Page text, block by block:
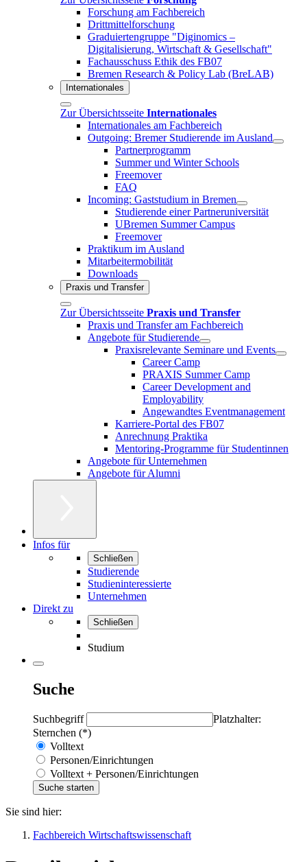
Forschung am Fachbereich
Drittmittelforschung
Graduiertengruppe "Diginomics –
Digitalisierung, Wirtschaft & Gesellschaft"
Fachausschuss Ethik des FB07
Bremen Research & Policy Lab (BreLAB)
Internationales
Zur Übersichtsseite Internationales
Internationales am Fachbereich
Outgoing: Bremer Studierende im Ausland
Partnerprogramm
Summer und Winter Schools
Freemover
FAQ
Incoming: Gaststudium in Bremen
Studierende einer Partneruniversität
UBremen Summer Campus
Freemover
Praktikum im Ausland
Mitarbeitermobilität
Downloads
Praxis und Transfer
Zur Übersichtsseite Praxis und Transfer
Praxis und Transfer am Fachbereich
Angebote für Studierende
Praxisrelevante Seminare und Events
Career Camp
PRAXIS Summer Camp
Career Development and
Employability
Angewandtes Eventmanagement
Karriere-Portal des FB07
Anrechnung Praktika
Mentoring-Programme für Studentinnen
Angebote für Unternehmen
Angebote für Alumni
Infos für
Schließen
Studierende
Studieninteressierte
Unternehmen
Direkt zu
Schließen
Studium
Suche
Suchbegriff
Platzhalter:
Sternchen (*)
Volltext
Personen/Einrichtungen
Volltext + Personen/Einrichtungen
Sie sind hier:
Fachbereich Wirtschaftswissenschaft